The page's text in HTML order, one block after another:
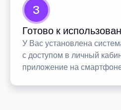
3
Готово к
У Вас установлена
с доступом в личный
приложение на